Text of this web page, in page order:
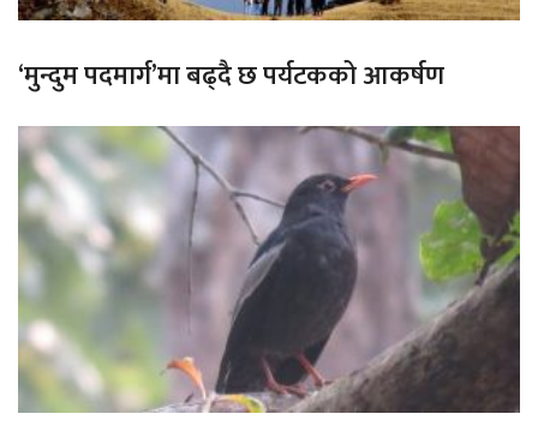
‘मुन्दुम पदमार्ग’मा बढ्दै छ पर्यटकको आकर्षण